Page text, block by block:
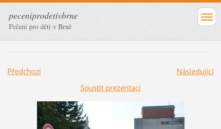
peceniprodetivbrne
Pečení pro děti v Brně
Předchozí
Následující
Spustit prezentaci